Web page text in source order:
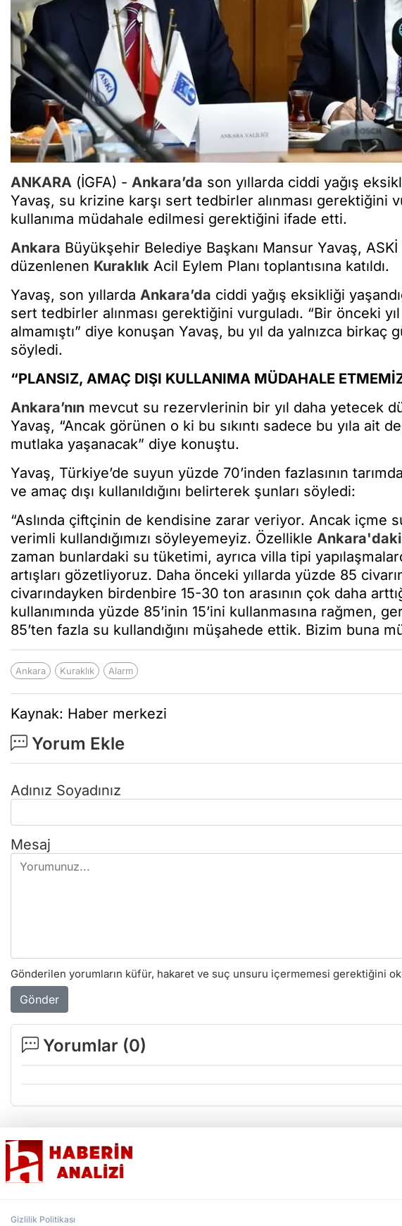
ANKARA (İGFA) - Ankara’da son yıllarda ciddi yağış
Yavaş, su krizine karşı sert tedbirler alınması gerektiğini
kullanıma müdahale edilmesi gerektiğini ifade etti.
Ankara Büyükşehir Belediye Başkanı Mansur Yavaş,
düzenlenen Kuraklık Acil Eylem Planı toplantısına katıldı.
Yavaş, son yıllarda Ankara’da ciddi yağış eksikliği
sert tedbirler alınması gerektiğini vurguladı. “Bir önceki
almamıştı” diye konuşan Yavaş, bu yıl da yalnızca birkaç
söyledi.
“PLANSIZ, AMAÇ DIŞI KULLANIMA MÜDAHALE
Ankara’nın mevcut su rezervlerinin bir yıl daha yetecek
Yavaş, “Ancak görünen o ki bu sıkıntı sadece bu yıla ait
mutlaka yaşanacak” diye konuştu.
Yavaş, Türkiye’de suyun yüzde 70’inden fazlasının
ve amaç dışı kullanıldığını belirterek şunları söyledi:
“Aslında çiftçinin de kendisine zarar veriyor. Ancak içme
verimli kullandığımızı söyleyemeyiz. Özellikle Ankara'daki
zaman bunlardaki su tüketimi, ayrıca villa tipi
artışları gözetliyoruz. Daha önceki yıllarda yüzde 85
civarındayken birdenbire 15-30 ton arasının çok daha
kullanımında yüzde 85’inin 15’ini kullanmasına rağmen,
85’ten fazla su kullandığını müşahede ettik. Bizim buna
Ankara Kuraklık Alarm
Kaynak: Haber merkezi
Yorum Ekle
Adınız Soyadınız
Mesaj
Gönderilen yorumların küfür, hakaret ve suç unsuru içermemesi gerektiğini
Gönder
Yorumlar (0)
Gizlilik Politikası